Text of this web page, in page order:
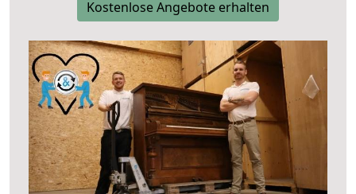
Kostenlose Angebote erhalten